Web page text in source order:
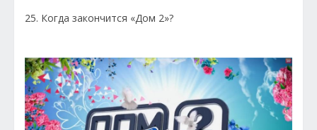
25. Когда закончится «Дом 2»?